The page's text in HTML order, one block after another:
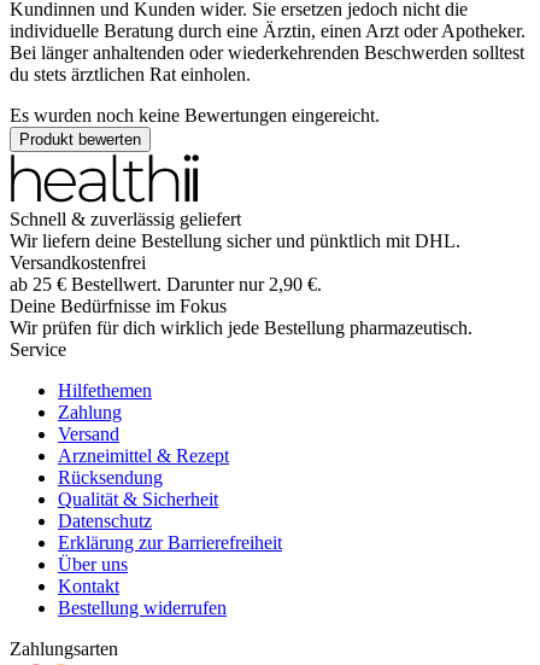
Kundinnen und Kunden wider. Sie ersetzen jedoch nicht die
individuelle Beratung durch eine Ärztin, einen Arzt oder Apotheker.
Bei länger anhaltenden oder wiederkehrenden Beschwerden solltest
du stets ärztlichen Rat einholen.
Es wurden noch keine Bewertungen eingereicht.
Produkt bewerten
Schnell & zuverlässig geliefert
Wir liefern deine Bestellung sicher und pünktlich mit DHL.
Versandkostenfrei
ab 25 € Bestellwert. Darunter nur 2,90 €.
Deine Bedürfnisse im Fokus
Wir prüfen für dich wirklich jede Bestellung pharmazeutisch.
Service
Hilfethemen
Zahlung
Versand
Arzneimittel & Rezept
Rücksendung
Qualität & Sicherheit
Datenschutz
Erklärung zur Barrierefreiheit
Über uns
Kontakt
Bestellung widerrufen
Zahlungsarten